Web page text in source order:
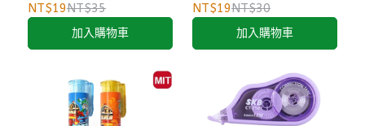
NT$19NT$35
加入購物車
NT$19NT$30
加入購物車